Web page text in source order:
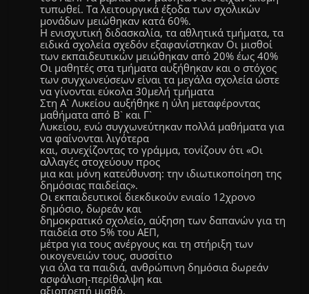
τυπωθεί. Τα λειτουργικά έξοδα των σχολικών
μονάδων μειώθηκαν κατά 60%.
Η ενισχυτική διδασκαλία, τα αθλητικά τμήματα, τα
ειδικά σχολεία σχεδόνεξαφανίστηκαν Οι μισθοί
των εκπαιδευτικών μειώθηκαν από 20% έως 40%
Οι μαθητές στα τμήματα αυξήθηκαν και ο στόχος
των συγχωνεύσεων είναι τα μεγάλα σχολεία ώστε
να γίνονται εύκολα 30μελή τμήματα
Στη Α` Λυκείου αυξήθηκε η ύλη μεταφέροντας
μαθήματα από Β` και Γ`
Λυκείου, ενώ συγχωνεύτηκαν πολλά μαθήματα για
να φαίνονται λιγότερα
και, συνεχίζοντας το γράμμα, τονίζουν ότι «Οι
αλλαγές στοχεύουν προς
μια και μόνη κατεύθυνση: την ιδιωτικοποίηση της
δημόσιας παιδείας».
Οι εκπαιδευτικοί διεκδικούν ενιαίο 12χρονο
δημόσιο, δωρεάν και
δημοκρατικό σχολείο, αύξηση των δαπανών για τη
παιδεία στο 5% του ΑΕΠ,
μέτρα για τους ανέργους και τη στήριξη των
οικογενειών τους, συσσίτιο
για όλα τα παιδιά, ανθρώπινη δημόσια δωρεάν
ασφάλιση-περίθαλψη και
αξιοπρεπή μισθό.